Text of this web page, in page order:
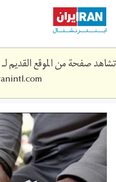
Skip
main
content
تشاهد صفحة من الموقع القديم لـ Iran International لم تعد محدثة. قم بزيارة
ac-
image-